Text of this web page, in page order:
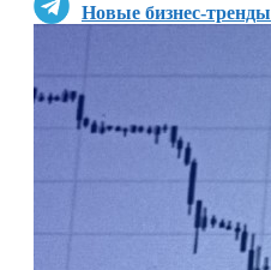
Новые бизнес-тренды